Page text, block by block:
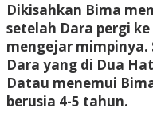
Dikisahkan Bima
setelah Dara pergi
mengejar mimpinya.
Dara yang di Dua
Datau menemui
berusia 4-5 tahun.